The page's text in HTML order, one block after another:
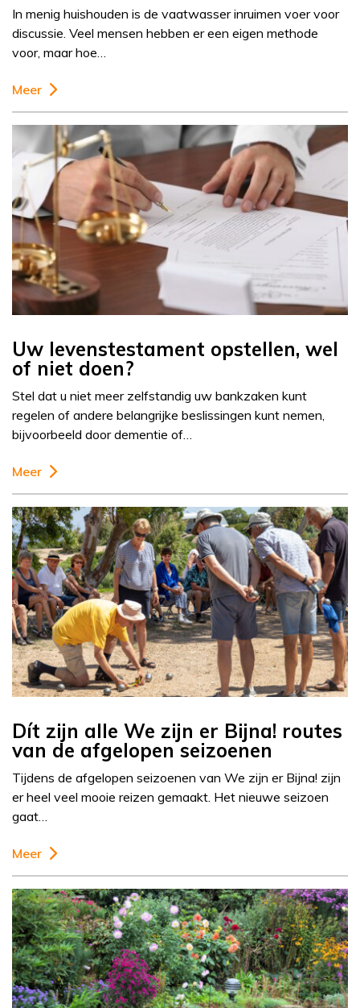
In menig huishouden is de vaatwasser inruimen voer voor
discussie. Veel mensen hebben er een eigen methode
voor, maar hoe…
Meer
Uw levenstestament opstellen, wel
of niet doen?
Stel dat u niet meer zelfstandig uw bankzaken kunt
regelen of andere belangrijke beslissingen kunt nemen,
bijvoorbeeld door dementie of…
Meer
Dít zijn alle We zijn er Bijna! routes
van de afgelopen seizoenen
Tijdens de afgelopen seizoenen van We zijn er Bijna! zijn
er heel veel mooie reizen gemaakt. Het nieuwe seizoen
gaat…
Meer